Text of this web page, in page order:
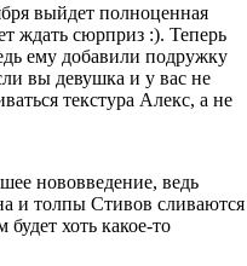
выйдет полноценная
ждать сюрприз :). Теперь
ему добавили подружку
вы девушка и у вас не
текстура Алекс, а не
нововведение, ведь
и толпы Cтивов сливаются
хоть какое-то